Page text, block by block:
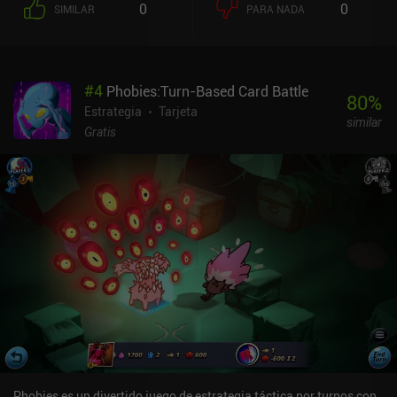
SIMILAR 0 PARA NADA 0
#4 Phobies:Turn-Based Card Battle
Estrategia
Tarjeta
Gratis
80%
similar